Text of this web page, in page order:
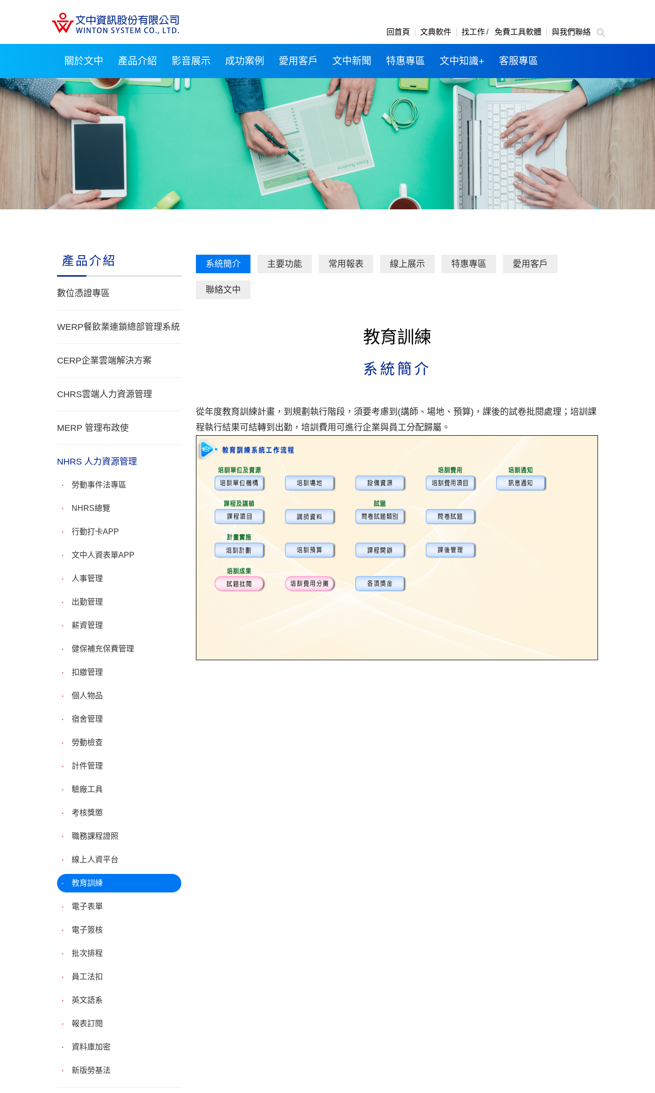
回首頁 文典軟件 找工作 免費工具軟體 與我們聯絡
關於文中 產品介紹 影音展示 成功案例 愛用客戶 文中新聞 特惠專區 文中知識+ 客服專區
產品介紹
數位憑證專區
WERP餐飲業連鎖總部管理系統
CERP企業雲端解決方案
CHRS雲端人力資源管理
MERP 管理布政使
NHRS 人力資源管理
勞動事件法專區
NHRS總覽
行動打卡APP
文中人資表單APP
人事管理
出勤管理
薪資管理
健保補充保費管理
扣繳管理
個人物品
宿舍管理
勞動檢查
計件管理
驗廠工具
考核獎懲
職務課程證照
線上人資平台
教育訓練
電子表單
電子簽核
批次排程
員工法扣
英文語系
報表訂閱
資料庫加密
新版勞基法
系統簡介 主要功能 常用報表 線上展示 特惠專區 愛用客戶
聯絡文中
教育訓練
系統簡介
從年度教育訓練計畫，到規劃執行階段，須要考慮到(講師、場地、預算)，課後的試卷批閱處理；培訓課
程執行結果可結轉到出勤，培訓費用可進行企業與員工分配歸屬。